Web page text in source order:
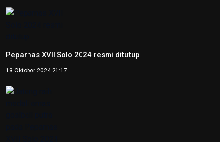
Peparnas XVII Solo 2024 resmi ditutup
13 Oktober 2024 21:17